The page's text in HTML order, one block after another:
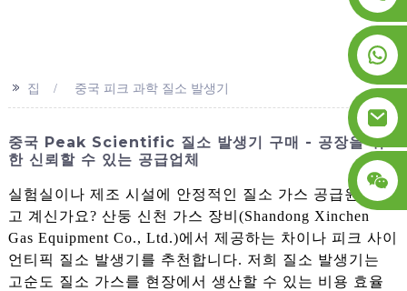
>> 집 중국 피크 과학 질소 발생기
중국 Peak Scientific 질소 발생기 구매 - 공장을 위
한 신뢰할 수 있는 공급업체
실험실이나 제조 시설에 안정적인 질소 가스 공급원을 찾
고 계신가요? 산둥 신천 가스 장비(Shandong Xinchen
Gas Equipment Co., Ltd.)에서 제공하는 차이나 피크 사이
언티픽 질소 발생기를 추천합니다. 저희 질소 발생기는
고순도 질소 가스를 현장에서 생산할 수 있는 비용 효율